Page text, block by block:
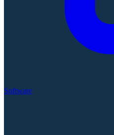
Software